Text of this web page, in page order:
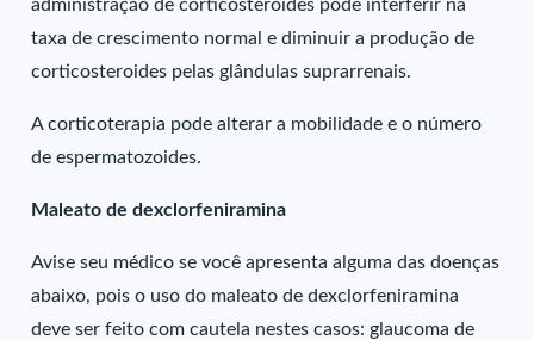
administração de corticosteroides pode interferir na
taxa de crescimento normal e diminuir a produção de
corticosteroides pelas glândulas suprarrenais.
A corticoterapia pode alterar a mobilidade e o número
de espermatozoides.
Maleato de dexclorfeniramina
Avise seu médico se você apresenta alguma das doenças
abaixo, pois o uso do maleato de dexclorfeniramina
deve ser feito com cautela nestes casos: glaucoma de